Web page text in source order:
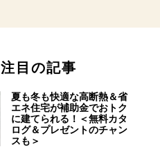
注目の記事
夏も冬も快適な高断熱＆省
エネ住宅が補助金でおトク
に建てられる！＜無料カタ
ログ＆プレゼントのチャン
スも＞